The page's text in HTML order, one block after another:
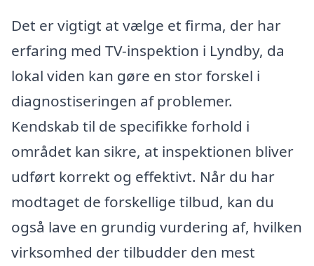
Det er vigtigt at vælge et firma, der har
erfaring med TV-inspektion i Lyndby, da
lokal viden kan gøre en stor forskel i
diagnostiseringen af problemer.
Kendskab til de specifikke forhold i
området kan sikre, at inspektionen bliver
udført korrekt og effektivt. Når du har
modtaget de forskellige tilbud, kan du
også lave en grundig vurdering af, hvilken
virksomhed der tilbudder den mest